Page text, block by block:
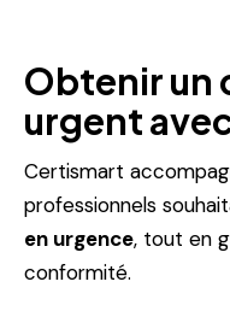
Obtenir un
urgent
Certismart
professionnels
en urgence, tout en
conformité.